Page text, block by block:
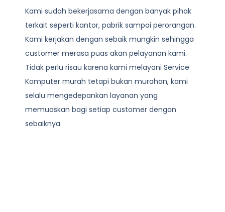
Kami sudah bekerjasama dengan banyak pihak
terkait seperti kantor, pabrik sampai perorangan.
Kami kerjakan dengan sebaik mungkin sehingga
customer merasa puas akan pelayanan kami.
Tidak perlu risau karena kami melayani Service
Komputer murah tetapi bukan murahan, kami
selalu mengedepankan layanan yang
memuaskan bagi setiap customer dengan
sebaiknya.